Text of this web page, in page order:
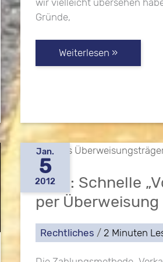
wir vielleicht übersehen
Gründe,
Zur
Reisesaison:
im
Urlaub
Weiterlesen »
Jan.
5
2012
2012: Schnelle
per Überweisung
Rechtliches / 2 Minuten